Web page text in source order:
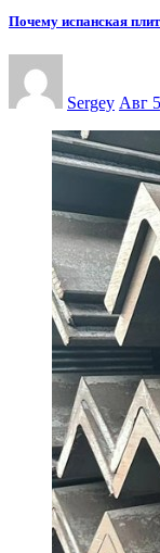
Почему испанская
Sergey Авг